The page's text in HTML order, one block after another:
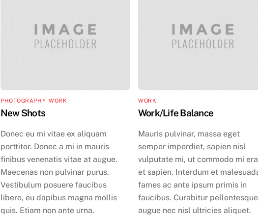
PHOTOGRAPHY,WORK
New Shots
Donec eu mi vitae ex aliquam
porttitor. Donec a mi in mauris
finibus venenatis vitae at augue.
Maecenas non pulvinar purus.
Vestibulum posuere faucibus
libero, eu dapibus magna mollis
quis. Etiam non ante urna.
WORK
Work/Life Balance
Mauris pulvinar, massa eget
semper imperdiet, sapien nisl
vulputate mi, ut commodo mi
et sapien. Interdum et
fames ac ante ipsum primis in
faucibus. Curabitur pellentesque
augue nec nisl ultricies aliquet.